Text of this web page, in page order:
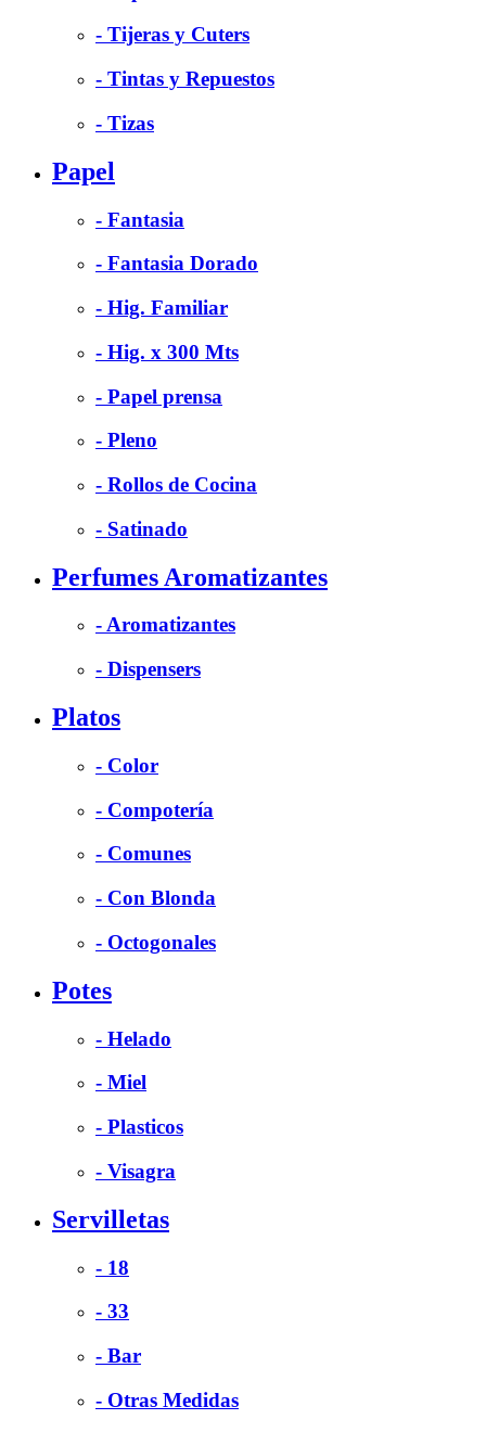
- Tijeras y Cuters
- Tintas y Repuestos
- Tizas
Papel
- Fantasia
- Fantasia Dorado
- Hig. Familiar
- Hig. x 300 Mts
- Papel prensa
- Pleno
- Rollos de Cocina
- Satinado
Perfumes Aromatizantes
- Aromatizantes
- Dispensers
Platos
- Color
- Compotería
- Comunes
- Con Blonda
- Octogonales
Potes
- Helado
- Miel
- Plasticos
- Visagra
Servilletas
- 18
- 33
- Bar
- Otras Medidas